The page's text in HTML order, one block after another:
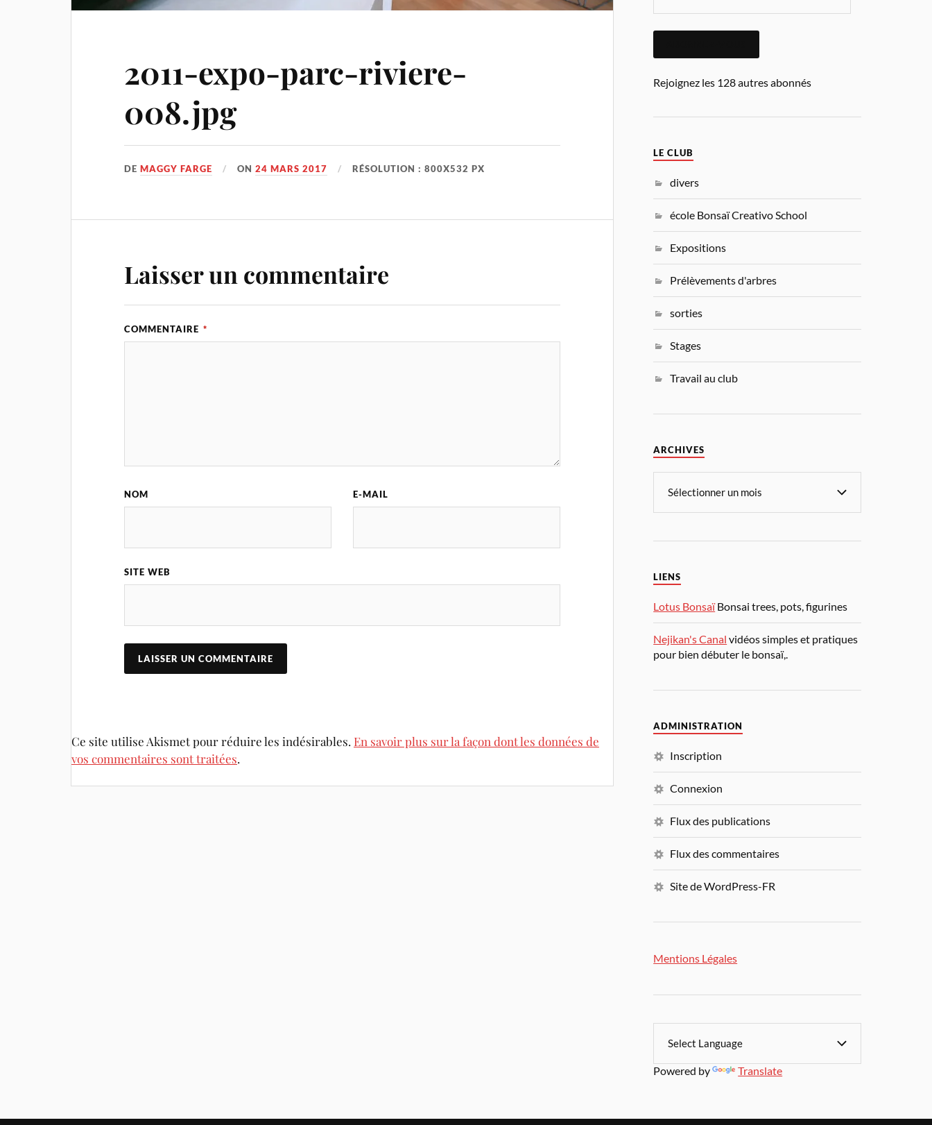
2011-expo-parc-riviere-
008.jpg
DEMAGGY FARGE ON24 MARS 2017 RÉSOLUTION : 800X532 PX
Laisser un commentaire
COMMENTAIRE *
NOM E-MAIL
SITE WEB
Ce site utilise Akismet pour réduire les indésirables. En savoir plus sur la façon dont les données de
vos commentaires sont traitées.
Rejoignez les 128 autres abonnés
LE CLUB
divers
école Bonsaï Creativo School
Expositions
Prélèvements d'arbres
sorties
Stages
Travail au club
ARCHIVES
LIENS
Lotus BonsaïBonsai trees, pots, figurines
Nejikan's Canal vidéos simples et pratiques
pour bien débuter le bonsaï,.
ADMINISTRATION
Inscription
Connexion
Flux des publications
Flux des commentaires
Site de WordPress-FR
Mentions Légales
Powered by Translate